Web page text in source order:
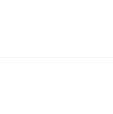
liczba recenzji: